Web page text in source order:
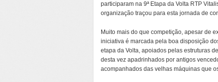
participaram na 9ª Etapa da Volta RTP
organização traçou para esta jornada de
Muito mais do que competição, apesar de
iniciativa é marcada pela boa disposição
etapa da Volta, apoiados pelas estruturas
desta vez apadrinhados por antigos
acompanhados das velhas máquinas que